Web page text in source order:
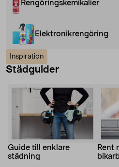
Rengöringskemikalier
Elektronikrengöring
Inspiration
Städguider
Guide till enklare
städning
Rent